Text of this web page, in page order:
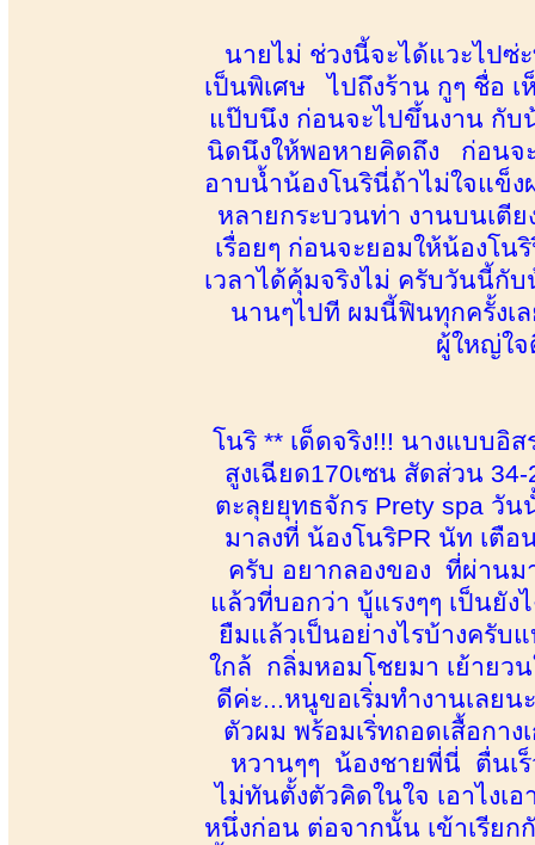
นายไม่ ช่วงนี้จะได้แวะไปซ่
เป็นพิเศษ ไปถึงร้าน กูๆ ชื่อ เ
แป๊บนึง ก่อนจะไปขึ้นงาน กับ
นิดนึงให้พอหายคิดถึง ก่อนจ
อาบน้ำน้องโนรินี่ถ้าไม่ใจแข็ง
หลายกระบวนท่า งานบนเตี
เรื่อยๆ ก่อนจะยอมให้น้องโ
เวลาได้คุ้มจริงไม่ ครับวันนี้กั
นานๆไปที ผมนี้ฟินทุกครั้ง
ผู้ใหญ่ใจ
โนริ ** เด็ดจริง!!! นางแบบอิ
สูงเฉียด170เซน สัดส่วน
ตะลุยยุทธจักร Prety spa วัน
มาลงที่ น้องโนริPR นัท เตื
ครับ อยากลองของ ที่ผ่าน
แล้วที่บอกว่า บู้แรงๆๆ เป็นยั
ยืมแล้วเป็นอย่างไรบ้างครับ
ใกล้ กลิ่มหอมโชยมา เย้ายว
ดีค่ะ...หนูขอเริ่มทำงานเลย
ตัวผม พร้อมเริ่ทถอดเสื้อกา
หวานๆๆ น้องชายพี่นี่ ตื่นเร็
ไม่ทันตั้งตัวคิดในใจ เอาไง
หนึ่งก่อน ต่อจากนั้น เข้าเรียก